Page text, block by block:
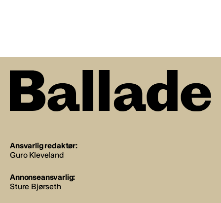
Ansvarlig redaktør:
Guro Kleveland
Annonseansvarlig:
Sture Bjørseth